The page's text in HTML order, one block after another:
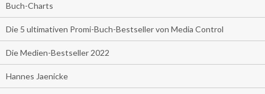
Buch-Charts
Die 5 ultimativen Promi-Buch-Bestseller von Media Control
Die Medien-Bestseller 2022
Hannes Jaenicke